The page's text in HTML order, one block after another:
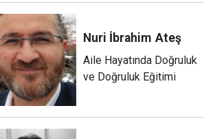
Nuri İbrahim Ateş
Aile Hayatında Doğruluk
ve Doğruluk Eğitimi